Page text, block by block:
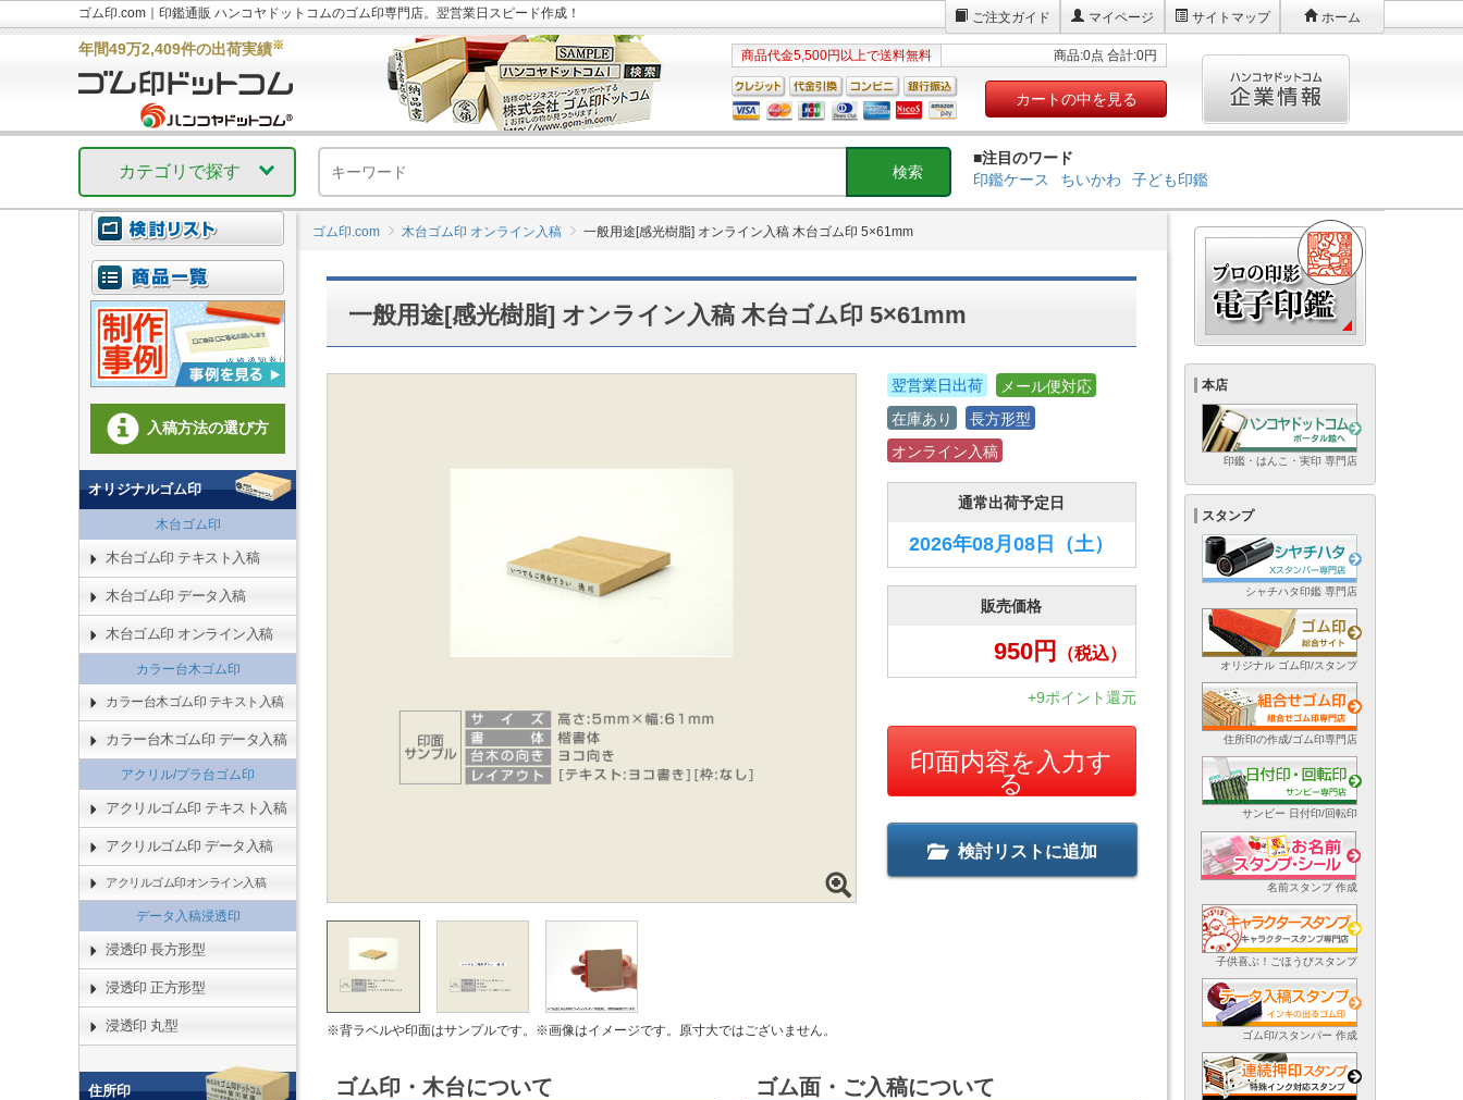
ゴム印.com｜印鑑通販 ハンコヤドットコムのゴム印専門店。翌営業日スピード作成！ ご注文ガイド マイページ サイトマップ ホーム
年間49万2,409件の出荷実績※
商品代金5,500円以上で送料無料 商品:0点 合計:0円
カートの中を見る
カテゴリで探す
■注目のワード
印鑑ケース
ちいかわ 子ども印鑑
ゴム印.com 木台ゴム印 オンライン入稿 一般用途[感光樹脂] オンライン入稿 木台ゴム印 5×61mm
一般用途[感光樹脂] オンライン入稿 木台ゴム印 5×61mm
※背ラベルや印面はサンプルです。※画像はイメージです。原寸大ではございません。
翌営業日出荷
メール便対応
在庫あり
長方形型
オンライン入稿
通常出荷予定日
2026年08月08日 （土）
販売価格
950円 （税込）
+9ポイント還元
印面内容を入力す
る
検討リストに追加
ゴム印・木台について ゴム面・ご入稿について
入稿方法の選び方
オリジナルゴム印
木台ゴム印
木台ゴム印 テキスト入稿
木台ゴム印 データ入稿
木台ゴム印 オンライン入稿
カラー台木ゴム印
カラー台木ゴム印 テキスト入稿
カラー台木ゴム印 データ入稿
アクリル/プラ台ゴム印
アクリルゴム印 テキスト入稿
アクリルゴム印 データ入稿
アクリルゴム印オンライン入稿
データ入稿浸透印
浸透印 長方形型
浸透印 正方形型
浸透印 丸型
住所印
本店
印鑑・はんこ・実印 専門店
スタンプ
シャチハタ印鑑 専門店
オリジナル ゴム印/スタンプ
住所印の作成/ゴム印専門店
サンビー 日付印/回転印
名前スタンプ 作成
子供喜ぶ！ごほうびスタンプ
ゴム印/スタンパー 作成